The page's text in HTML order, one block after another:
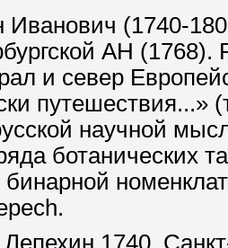
(1740-
АН
и север
путешествия...»
научной
ботанических
1740,